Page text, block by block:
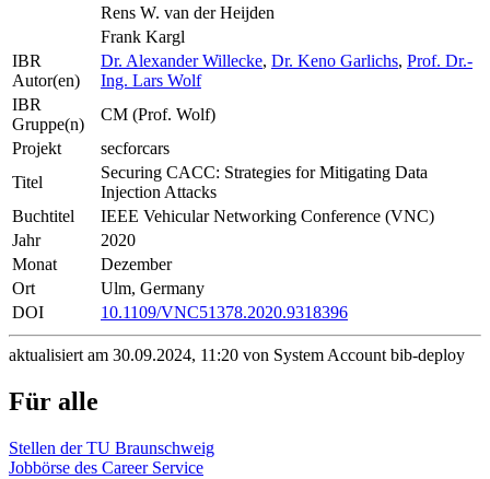
Rens W. van der Heijden
Frank Kargl
IBR
Autor(en)
Dr. Alexander Willecke, Dr. Keno Garlichs, Prof. Dr.-
Ing. Lars Wolf
IBR
Gruppe(n)
CM (Prof. Wolf)
Projekt
secforcars
Titel
Securing CACC: Strategies for Mitigating Data
Injection Attacks
Buchtitel
IEEE Vehicular Networking Conference (VNC)
Jahr
2020
Monat
Dezember
Ort
Ulm, Germany
DOI
10.1109/VNC51378.2020.9318396
aktualisiert am 30.09.2024, 11:20 von System Account bib-deploy
Für alle
Stellen der TU Braunschweig
Jobbörse des Career Service